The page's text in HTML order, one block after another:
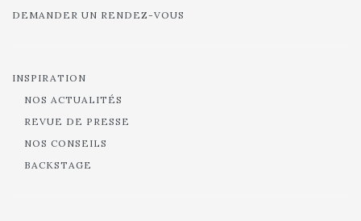
DEMANDER UN RENDEZ-VOUS
INSPIRATION
NOS ACTUALITÉS
REVUE DE PRESSE
NOS CONSEILS
BACKSTAGE